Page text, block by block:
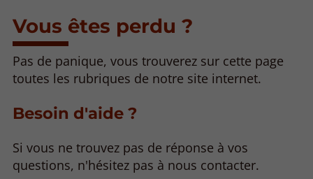
Vous êtes perdu ?
Pas de panique, vous trouverez sur cette page
toutes les rubriques de notre site internet.​​
Besoin d'aide ?
Si vous ne trouvez pas de réponse à vos
questions, n'hésitez pas à nous contacter.